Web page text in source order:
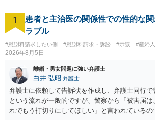
1
患者と主治医の関係性での性的な
ラブル
#慰謝料請求したい側 #慰謝料請求・訴訟 #示談 #産婦
2026年8月5日
離婚・男女問題に強い弁護士
白井 弘昭 弁護士
弁護士に依頼して告訴状を作成し、弁護士同行で
という流れが一般的ですが、警察から「被害届
れでもう打切りにしてほしい」と言われている